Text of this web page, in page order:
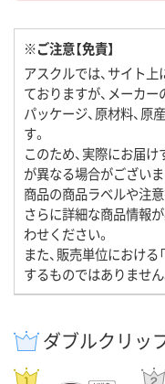
※ご注意【免責】
アスクルでは、サイト
ておりますが、メーカー
パッケージ、原材料、原
す。
このため、実際にお届
が異なる場合がござい
商品の商品ラベルや注
さらに詳細な商品情報
わせください。
また、販売単位における
するものではありませ
ダブルクリッ